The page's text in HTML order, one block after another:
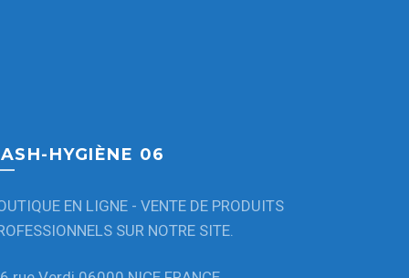
HYGIÈNE 06
EN LIGNE - VENTE DE PRODUITS
SUR NOTRE SITE.